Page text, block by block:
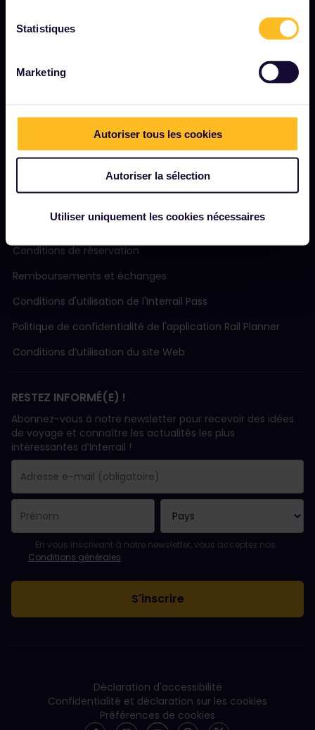
Statistiques
Marketing
Autoriser tous les cookies
Autoriser la sélection
Utiliser uniquement les cookies nécessaires
Interrail, c'est quoi ?
Tourisme durable
Assistance
MODALITÉS
Conditions de réservation
Remboursements et échanges
Conditions d'utilisation de l'Interrail Pass
Politique de confidentialité de l'application Rail Planner
Conditions d’utilisation du site Web
RESTEZ INFORMÉ(E) !
Abonnez-vous à notre newsletter pour recevoir des idées
de voyage et connaître les actualités les plus
intéressantes d’Interrail !
Votre abonnement a bien été pris en compte.
Le champ adresse e-mail est obligatoire.
L'adresse e-mail n'est pas valide !
L'inscription à la newsletter a échoué. Veuillez réessayer
Vous êtes déjà abonné(e) à cette newsletter.
Veuillez accepter les conditions générales pour vous inscrire à
En vous inscrivant à notre newsletter, vous acceptez nos
Conditions générales.
Déclaration d'accessibilité
Confidentialité et déclaration sur les cookies
Préférences de cookies